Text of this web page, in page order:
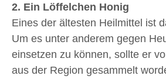
2. Ein Löffelchen Honig
Eines der ältesten Heilmittel ist
Um es unter anderem gegen
einsetzen zu können, sollte er
aus der Region gesammelt